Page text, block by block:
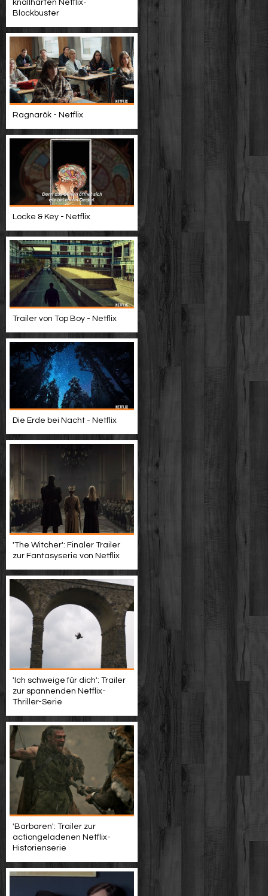
knallharten Netflix-
Blockbuster
Ragnarök - Netflix
Locke & Key - Netflix
Trailer von Top Boy - Netflix
Die Erde bei Nacht - Netflix
'The Witcher': Finaler Trailer
zur Fantasyserie von Netflix
'Ich schweige für dich': Trailer
zur spannenden Netflix-
Thriller-Serie
'Barbaren': Trailer zur
actiongeladenen Netflix-
Historienserie